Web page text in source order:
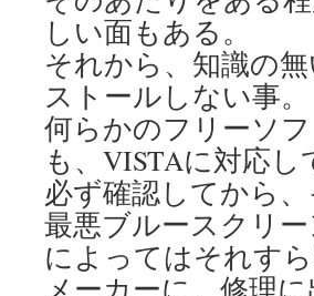
しい面もある。
それから、知識の
ストールしない事。
何らかのフリーソ
も、VISTAに対応
必ず確認してから
最悪ブルースクリ
によってはそれす
メーカーに、修理